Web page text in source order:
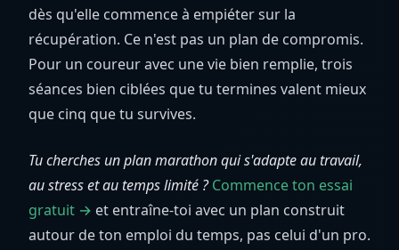
dès qu'elle commence à empiéter sur la
récupération. Ce n'est pas un plan de compromis.
Pour un coureur avec une vie bien remplie, trois
séances bien ciblées que tu termines valent mieux
que cinq que tu survives.
Tu cherches un plan marathon qui s'adapte au travail,
au stress et au temps limité ? Commence ton essai
gratuit → et entraîne-toi avec un plan construit
autour de ton emploi du temps, pas celui d'un pro.